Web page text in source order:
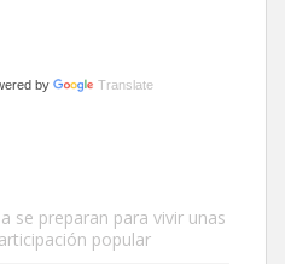
la calle hace menos de un mes,
by Translate
se preparan para vivir unas
popular